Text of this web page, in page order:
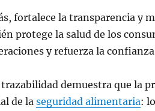
fortalece la transparencia y
protege la salud de los
y refuerza la
trazabilidad demuestra que la
de la seguridad alimentaria: